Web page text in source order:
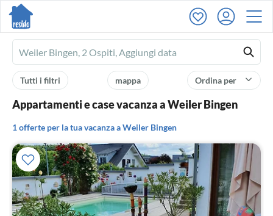
Ferienhausmiete
logo
Ordina per
mappa
Tutti i filtri
Appartamenti e case vacanza a Weiler Bingen
1 offerte per la tua vacanza a Weiler Bingen